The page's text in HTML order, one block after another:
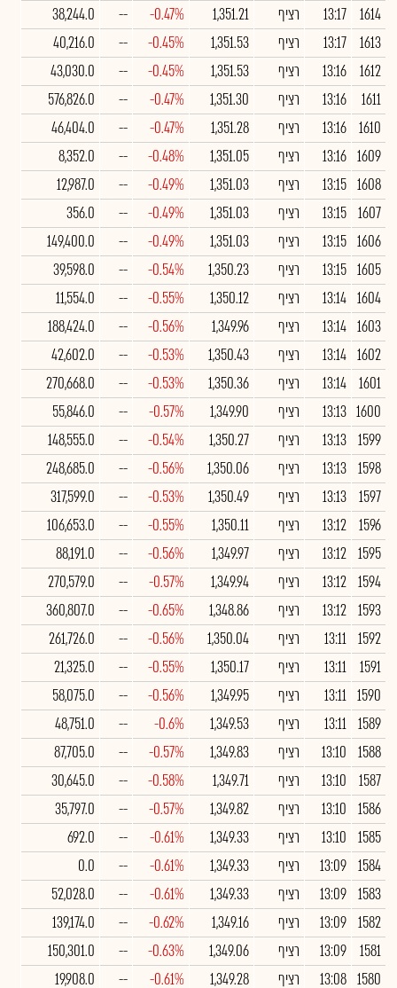
1614
13:17 רציף 1,351.21
-0.47%
--
38,244.0
1613
13:17 רציף 1,351.53
-0.45%
--
40,216.0
1612
13:16 רציף 1,351.53
-0.45%
--
43,030.0
1611
13:16 רציף 1,351.30
-0.47%
--
576,826.0
1610
13:16 רציף 1,351.28
-0.47%
--
46,404.0
1609
13:16 רציף 1,351.05
-0.48%
--
8,352.0
1608
13:15 רציף 1,351.03
-0.49%
--
12,987.0
1607
13:15 רציף 1,351.03
-0.49%
--
356.0
1606
13:15 רציף 1,351.03
-0.49%
--
149,400.0
1605
13:15 רציף 1,350.23
-0.54%
--
39,598.0
1604
13:14 רציף 1,350.12
-0.55%
--
11,554.0
1603
13:14 רציף 1,349.96
-0.56%
--
188,424.0
1602
13:14 רציף 1,350.43
-0.53%
--
42,602.0
1601
13:14 רציף 1,350.36
-0.53%
--
270,668.0
1600
13:13 רציף 1,349.90
-0.57%
--
55,846.0
1599
13:13 רציף 1,350.27
-0.54%
--
148,555.0
1598
13:13 רציף 1,350.06
-0.56%
--
248,685.0
1597
13:13 רציף 1,350.49
-0.53%
--
317,599.0
1596
13:12 רציף 1,350.11
-0.55%
--
106,653.0
1595
13:12 רציף 1,349.97
-0.56%
--
88,191.0
1594
13:12 רציף 1,349.94
-0.57%
--
270,579.0
1593
13:12 רציף 1,348.86
-0.65%
--
360,807.0
1592
13:11 רציף 1,350.04
-0.56%
--
261,726.0
1591
13:11 רציף 1,350.17
-0.55%
--
21,325.0
1590
13:11 רציף 1,349.95
-0.56%
--
58,075.0
1589
13:11 רציף 1,349.53
-0.6%
--
48,751.0
1588
13:10 רציף 1,349.83
-0.57%
--
87,705.0
1587
13:10 רציף 1,349.71
-0.58%
--
30,645.0
1586
13:10 רציף 1,349.82
-0.57%
--
35,797.0
1585
13:10 רציף 1,349.33
-0.61%
--
692.0
1584
13:09 רציף 1,349.33
-0.61%
--
0.0
1583
13:09 רציף 1,349.33
-0.61%
--
52,028.0
1582
13:09 רציף 1,349.16
-0.62%
--
139,174.0
1581
13:09 רציף 1,349.06
-0.63%
--
150,301.0
1580
13:08 רציף 1,349.28
-0.61%
--
19,908.0